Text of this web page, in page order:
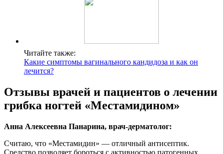
Читайте также:
Какие симптомы вагинального кандидоза и как он
лечится?
Отзывы врачей и пациентов о лечении
грибка ногтей «Местамидином»
Анна Алексеевна Панарина, врач-дерматолог:
Считаю, что «Местамидин» — отличный антисептик.